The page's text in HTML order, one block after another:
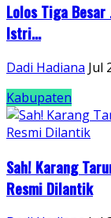
Lolos Tiga Besar
Istri...
Dadi Hadiana Jul
Kabupaten
Sah! Karang
Resmi Dilantik